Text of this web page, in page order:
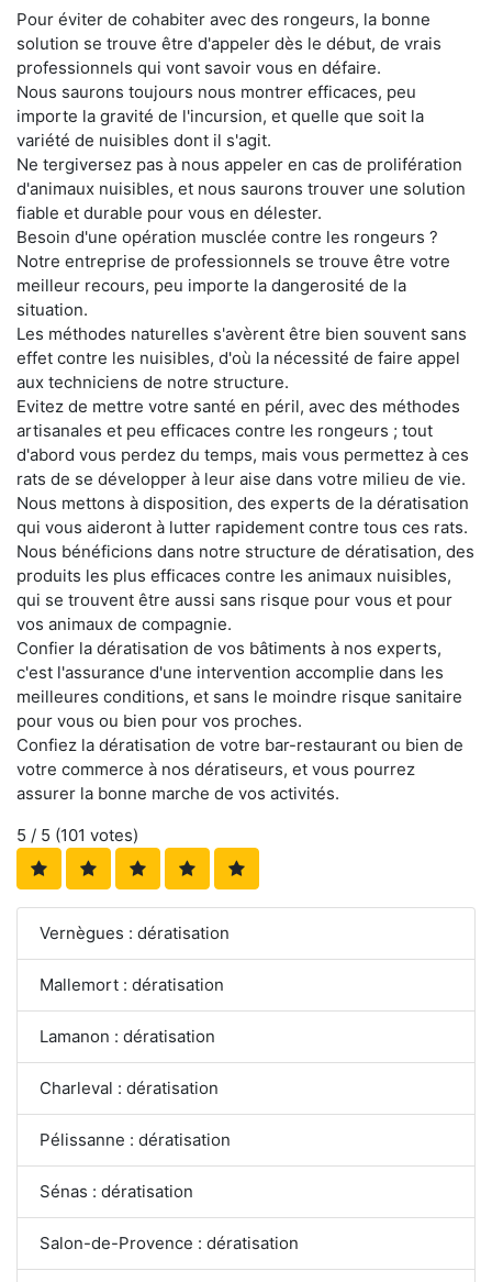
Pour éviter de cohabiter avec des rongeurs, la bonne
solution se trouve être d'appeler dès le début, de vrais
professionnels qui vont savoir vous en défaire.
Nous saurons toujours nous montrer efficaces, peu
importe la gravité de l'incursion, et quelle que soit la
variété de nuisibles dont il s'agit.
Ne tergiversez pas à nous appeler en cas de prolifération
d'animaux nuisibles, et nous saurons trouver une solution
fiable et durable pour vous en délester.
Besoin d'une opération musclée contre les rongeurs ?
Notre entreprise de professionnels se trouve être votre
meilleur recours, peu importe la dangerosité de la
situation.
Les méthodes naturelles s'avèrent être bien souvent sans
effet contre les nuisibles, d'où la nécessité de faire appel
aux techniciens de notre structure.
Evitez de mettre votre santé en péril, avec des méthodes
artisanales et peu efficaces contre les rongeurs ; tout
d'abord vous perdez du temps, mais vous permettez à ces
rats de se développer à leur aise dans votre milieu de vie.
Nous mettons à disposition, des experts de la dératisation
qui vous aideront à lutter rapidement contre tous ces rats.
Nous bénéficions dans notre structure de dératisation, des
produits les plus efficaces contre les animaux nuisibles,
qui se trouvent être aussi sans risque pour vous et pour
vos animaux de compagnie.
Confier la dératisation de vos bâtiments à nos experts,
c'est l'assurance d'une intervention accomplie dans les
meilleures conditions, et sans le moindre risque sanitaire
pour vous ou bien pour vos proches.
Confiez la dératisation de votre bar-restaurant ou bien de
votre commerce à nos dératiseurs, et vous pourrez
assurer la bonne marche de vos activités.
5 / 5 (101 votes)
Vernègues : dératisation
Mallemort : dératisation
Lamanon : dératisation
Charleval : dératisation
Pélissanne : dératisation
Sénas : dératisation
Salon-de-Provence : dératisation